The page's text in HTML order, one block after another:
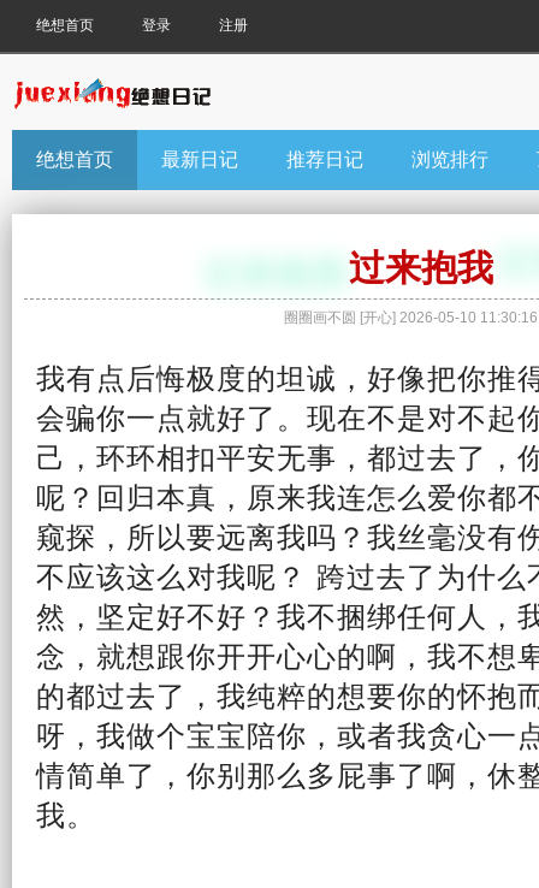
绝想首页 登录 注册
绝想首页 最新日记 推荐日记 浏览排行
过来抱我
圈圈画不圆 [开心] 2026-05-10 11:30:16
我有点 后悔极度的坦诚，好像把你推
会骗你一点就好了。现在不是对不起
己 ，环环相扣平安无事，都过去了，
呢？回归本真，原来我连怎么爱你都
窥探，所以要远离我吗？我丝毫没有
不应该这么对我呢？ 跨过去了为什么
然，坚定好不好？我不捆绑任何人，
念，就想跟你开开心心的啊，我不想
的都过去了，我纯粹的想要你的怀抱
呀，我做个宝宝陪你，或者我贪心一
情简单了，你别那么多屁事了啊，休
我。